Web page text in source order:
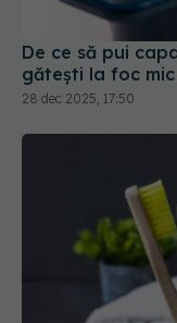
De ce să pui
gătești la foc mic
28 dec 2025, 17:50